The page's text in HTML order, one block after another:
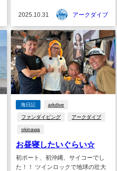
2025.10.31 アークダイブ
海日記 arkdive
ファンダイビング アークダイブ
okinawa
お昼寝したいぐらい☆
初ボート、初沖縄、サイコーでし
た！！ ツインロックで地球の壮大